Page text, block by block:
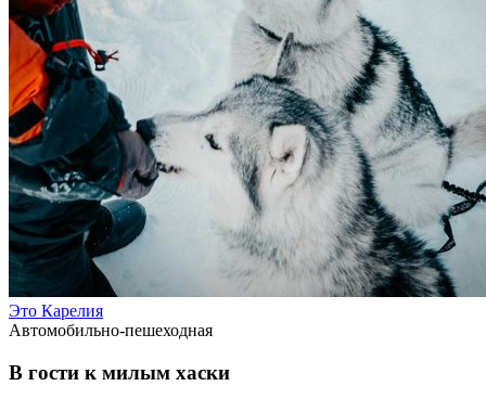
Это Карелия
Автомобильно-пешеходная
В гости к милым хаски